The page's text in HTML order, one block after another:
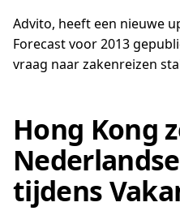
Advito, heeft een nieuwe
Forecast voor 2013
vraag naar zakenreizen
Hong Kong
tijdens